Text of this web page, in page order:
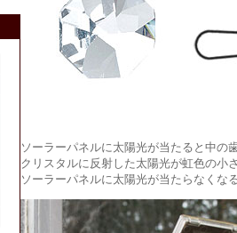
ソーラーパネルに太陽光が当たると中の
クリスタルに反射した太陽光が虹色の小
ソーラーパネルに太陽光が当たらなくな